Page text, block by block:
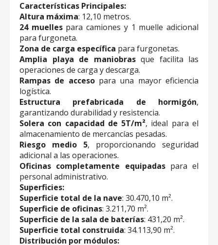
Características Principales:
Altura máxima: 12,10 metros.
24 muellespara camiones y 1 muelle adicional
para furgoneta.
Zona de carga específica para furgonetas.
Amplia playa de maniobrasque facilita las
operaciones de carga y descarga.
Rampas de accesopara una mayor eficiencia
logística.
Estructura prefabricada de hormigón,
garantizando durabilidad y resistencia.
Solera con capacidad de 5T/m², ideal para el
almacenamiento de mercancías pesadas.
Riesgo medio 5, proporcionando seguridad
adicional a las operaciones.
Oficinas completamente equipadaspara el
personal administrativo.
Superficies:
Superficie total de la nave: 30.470,10 m².
Superficie de oficinas: 3.211,70 m².
Superficie de la sala de baterías: 431,20 m².
Superficie total construida: 34.113,90 m².
Distribución por módulos: